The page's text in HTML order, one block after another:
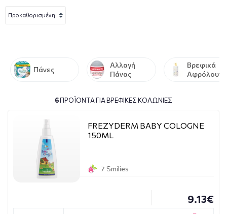
Πάνες
Αλλαγή
Πάνας
Βρεφικά
6ΠΡΟΪΌΝΤΑ ΓΙΑ ΒΡΕΦΙΚΈΣ ΚΟΛΏΝΙΕΣ
FREZYDERM BABY COLOGNE
150ML
7 Smilies
9.13€